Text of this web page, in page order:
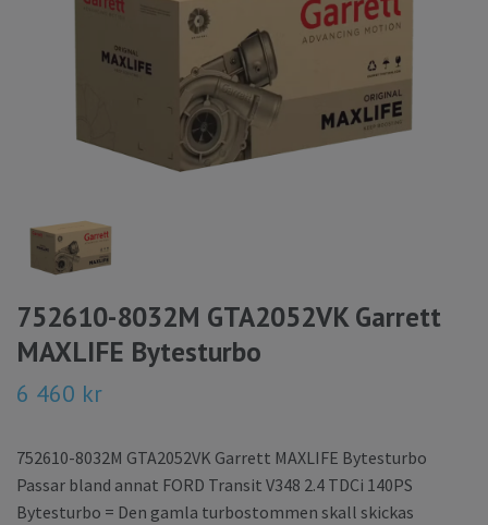
752610-8032M GTA2052VK Garrett
MAXLIFE Bytesturbo
6 460 kr
752610-8032M GTA2052VK Garrett MAXLIFE Bytesturbo
Passar bland annat FORD Transit V348 2.4 TDCi 140PS
Bytesturbo = Den gamla turbostommen skall skickas